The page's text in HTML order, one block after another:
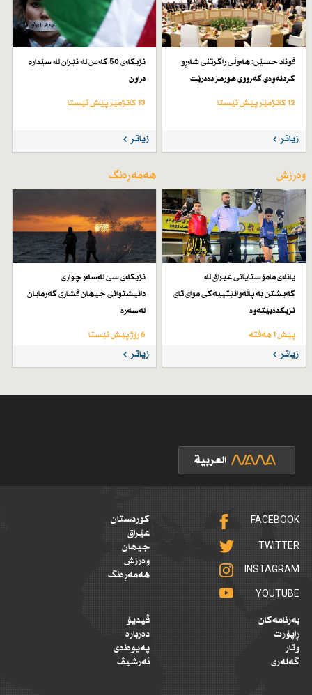
فوئاد حسێن: هەوڵی راگرتنی شەڕو
كردنەوەی گەرووی هورمز دەدرێت
12 کاتژمێر پێش ئێستا
زیاتر
نزیكەی 50 كەس لە ئێران لە سێدارە
دراون
13 کاتژمێر پێش ئێستا
زیاتر
وەرزش
یانەی مامۆستایانی عیراق لە
گەیشتن بە پاڵەوانێتییەكی موای تای
نزیكدەبێتەوە
پێش 1 هەفتە
زیاتر
هەمەڕەنگ
نزیكەی سێ لەسەر چواری
دانیشتوانی جیهان فشاری گەرمایان
لەسەرە
6 رۆژ پێش ئێستا
زیاتر
FACEBOOK
TWITTER
INSTAGRAM
YOUTUBE
کوردستان
عێراق
جیهان
وەرزش
هەمەڕەنگ
بەرنامەکان
ڕاپۆرت
وتار
گەلەری
ڤیدیۆ
دەربارە
پەیوەندی
ئەرشیڤ